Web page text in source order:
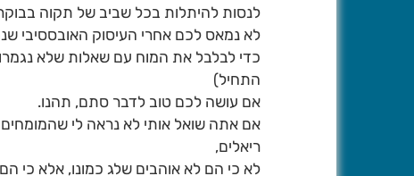
לנסות להיתלות בכל שביב של תקוה
לא נמאס לכם אחרי העיסוק האובססיבי
כדי לבלבל את המוח עם שאלות שלא
התחיל)
אם עושה לכם טוב לדבר סתם, תהנו.
אם אתה שואל אותי לא נראה לי
ריאלים,
לא כי הם לא אוהבים שלג כמונו, אלא כי הם